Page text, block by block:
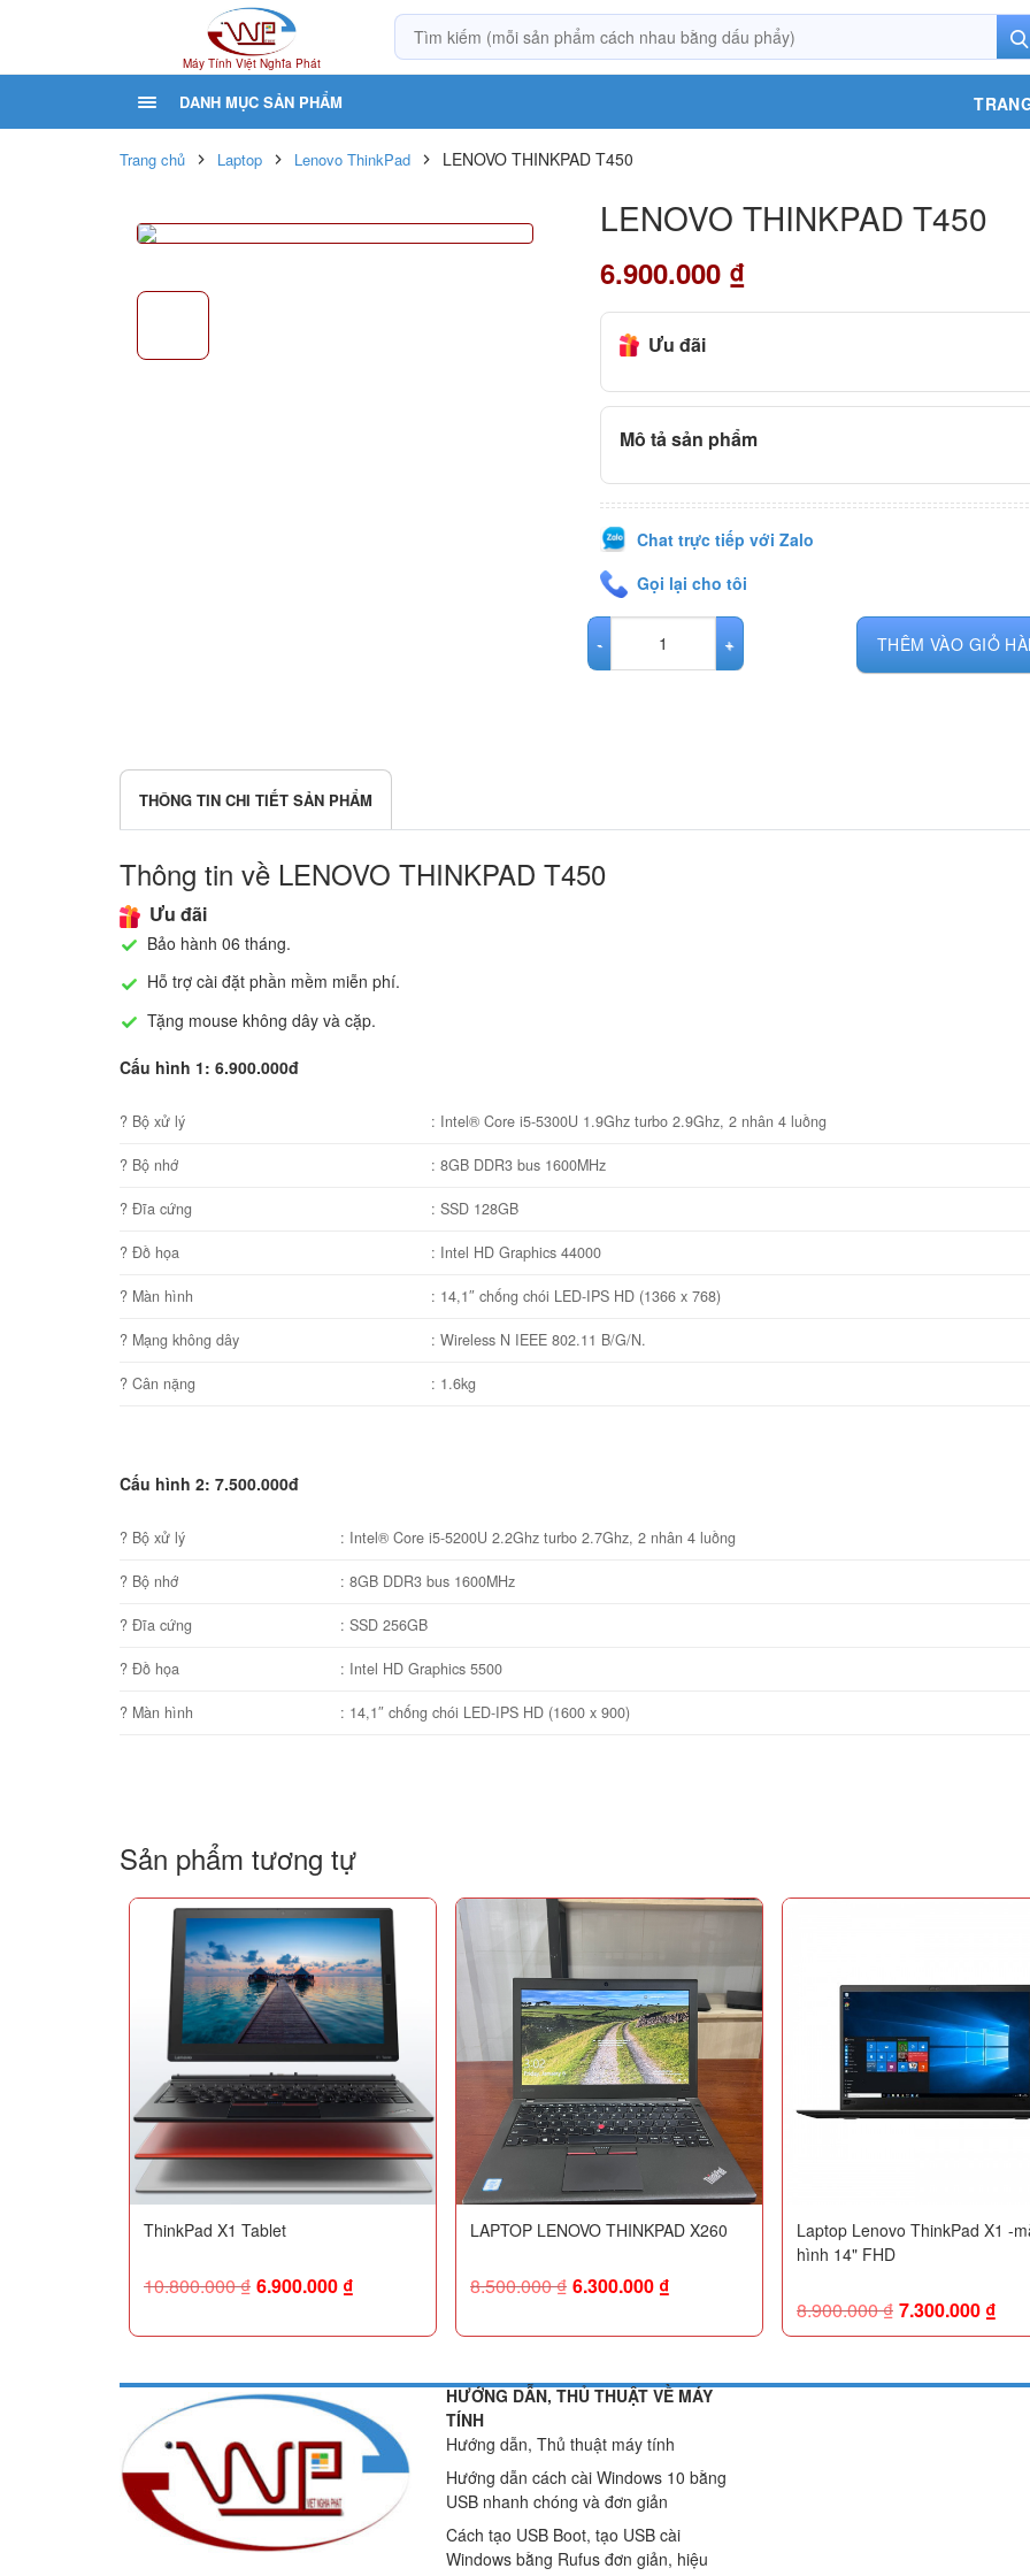
Máy Tính Việt Nghĩa Phát
DANH MỤC SẢN PHẨM
Trang chủ Laptop Lenovo ThinkPad LENOVO THINKPAD T450
LENOVO THINKPAD T450
6.900.000 ₫
Ưu đãi
Mô tả sản phẩm
Chat trực tiếp với Zalo
Gọi lại cho tôi
LENOVO THINKPAD T450 số lượng
THÊM VÀO GIỎ
THÔNG TIN CHI TIẾT SẢN PHẨM
Thông tin về LENOVO THINKPAD T450
Ưu đãi
Bảo hành 06 tháng.
Hỗ trợ cài đặt phần mềm miễn phí.
Tặng mouse không dây và cặp.
Cấu hình 1: 6.900.000đ
? Bộ xử lý : Intel® Core i5-5300U 1.9Ghz turbo 2.9Ghz, 2 nhân 4 luồng
? Bộ nhớ : 8GB DDR3 bus 1600MHz
? Đĩa cứng : SSD 128GB
? Đồ họa : Intel HD Graphics 44000
? Màn hình : 14,1″ chống chói LED-IPS HD (1366 x 768)
? Mạng không dây : Wireless N IEEE 802.11 B/G/N.
? Cân nặng : 1.6kg
Cấu hình 2: 7.500.000đ
? Bộ xử lý : Intel® Core i5-5200U 2.2Ghz turbo 2.7Ghz, 2 nhân 4 luồng
? Bộ nhớ : 8GB DDR3 bus 1600MHz
? Đĩa cứng : SSD 256GB
? Đồ họa : Intel HD Graphics 5500
? Màn hình : 14,1″ chống chói LED-IPS HD (1600 x 900)
Sản phẩm tương tự
ThinkPad X1 Tablet
10.800.000₫ 6.900.000 ₫
LAPTOP LENOVO THINKPAD X260
8.500.000₫ 6.300.000 ₫
Laptop Lenovo ThinkPad X1 -
hình 14" FHD
8.900.000₫ 7.300.000 ₫
HƯỚNG DẪN, THỦ THUẬT VỀ MÁY
TÍNH
Hướng dẫn, Thủ thuật máy tính
Hướng dẫn cách cài Windows 10 bằng
USB nhanh chóng và đơn giản
Cách tạo USB Boot, tạo USB cài
Windows bằng Rufus đơn giản, hiệu